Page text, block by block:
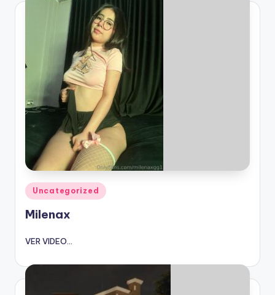
Publicado
en
Uncategorized
Milenax
VER VIDEO...